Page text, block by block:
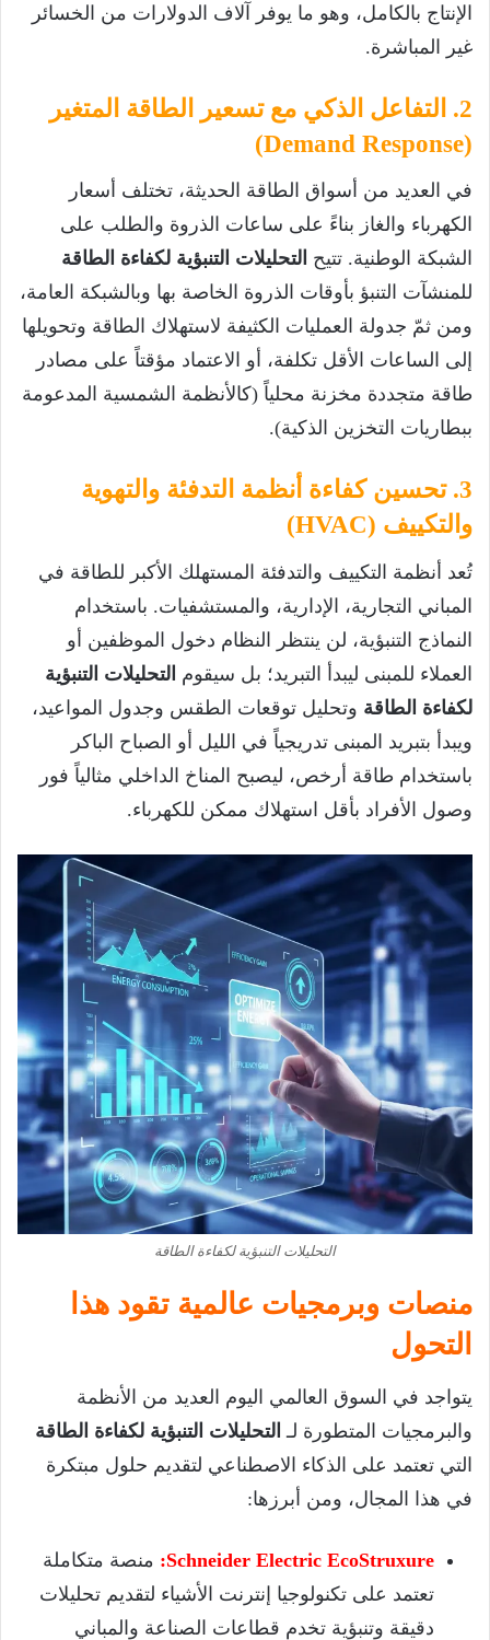
الإنتاج بالكامل، وهو ما يوفر آلاف الدولارات من الخسائر
غير المباشرة.
2. التفاعل الذكي مع تسعير الطاقة المتغير
(Demand Response)
في العديد من أسواق الطاقة الحديثة، تختلف أسعار
الكهرباء والغاز بناءً على ساعات الذروة والطلب على
الشبكة الوطنية. تتيح التحليلات التنبؤية لكفاءة الطاقة
للمنشآت التنبؤ بأوقات الذروة الخاصة بها وبالشبكة العامة،
ومن ثمّ جدولة العمليات الكثيفة لاستهلاك الطاقة وتحويلها
إلى الساعات الأقل تكلفة، أو الاعتماد مؤقتاً على مصادر
طاقة متجددة مخزنة محلياً (كالأنظمة الشمسية المدعومة
ببطاريات التخزين الذكية).
3. تحسين كفاءة أنظمة التدفئة والتهوية
والتكييف (HVAC)
تُعد أنظمة التكييف والتدفئة المستهلك الأكبر للطاقة في
المباني التجارية، الإدارية، والمستشفيات. باستخدام
النماذج التنبؤية، لن ينتظر النظام دخول الموظفين أو
العملاء للمبنى ليبدأ التبريد؛ بل سيقوم التحليلات التنبؤية
لكفاءة الطاقة وتحليل توقعات الطقس وجدول المواعيد،
ويبدأ بتبريد المبنى تدريجياً في الليل أو الصباح الباكر
باستخدام طاقة أرخص، ليصبح المناخ الداخلي مثالياً فور
وصول الأفراد بأقل استهلاك ممكن للكهرباء.
التحليلات التنبؤية لكفاءة الطاقة
منصات وبرمجيات عالمية تقود هذا
التحول
يتواجد في السوق العالمي اليوم العديد من الأنظمة
والبرمجيات المتطورة لـ التحليلات التنبؤية لكفاءة الطاقة
التي تعتمد على الذكاء الاصطناعي لتقديم حلول مبتكرة
في هذا المجال، ومن أبرزها:
Schneider Electric EcoStruxure:
منصة متكاملة
تعتمد على تكنولوجيا إنترنت الأشياء لتقديم تحليلات
دقيقة وتنبؤية تخدم قطاعات الصناعة والمباني